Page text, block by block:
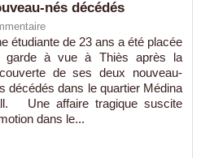
nés décédés
étudiante de 23 ans a été placée
garde à vue à Thiès après la
de ses deux nouveau-
décédés dans le quartier Médina
Une affaire tragique suscite
dans le...